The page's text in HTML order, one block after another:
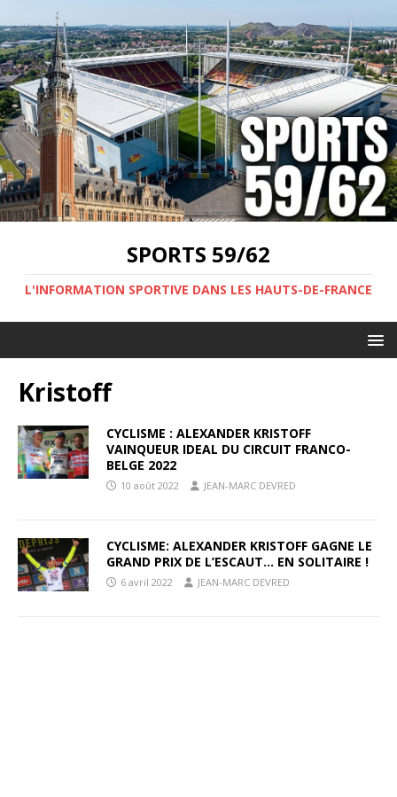
SPORTS 59/62
L'INFORMATION SPORTIVE DANS LES HAUTS-DE-FRANCE
Kristoff
CYCLISME : ALEXANDER KRISTOFF
VAINQUEUR IDEAL DU CIRCUIT FRANCO-
BELGE 2022
10 août 2022 JEAN-MARC DEVRED
CYCLISME: ALEXANDER KRISTOFF GAGNE LE
GRAND PRIX DE L’ESCAUT… EN SOLITAIRE !
6 avril 2022 JEAN-MARC DEVRED